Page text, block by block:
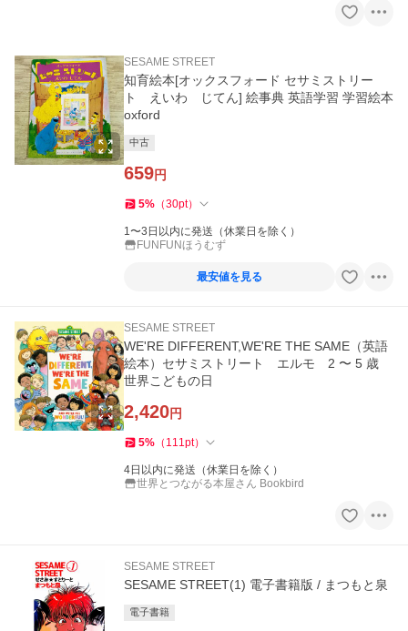
SESAME STREET
知育絵本[オックスフォード セサミストリー
ト えいわ じてん] 絵事典 英語学習 学習絵本
oxford
中古
659円
5% （30pt）
1〜3日以内に発送（休業日を除く）
FUNFUNほうむず
最安値を見る
SESAME STREET
WE'RE DIFFERENT,WE'RE THE SAME（英語
絵本）セサミストリート エルモ 2 〜 5 歳
世界こどもの日
2,420円
5% （ 111pt）
4日以内に発送（休業日を除く）
世界とつながる本屋さん Bookbird
SESAME STREET
SESAME STREET(1) 電子書籍版 / まつもと泉
電子書籍